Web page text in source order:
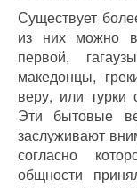
Существует
из них можно
первой,
македонцы,
веру, или турки
Эти бытовые
заслуживают
согласно
общности